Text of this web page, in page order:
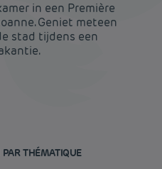
in een Première
Geniet meteen
stad tijdens een
THÉMATIQUE